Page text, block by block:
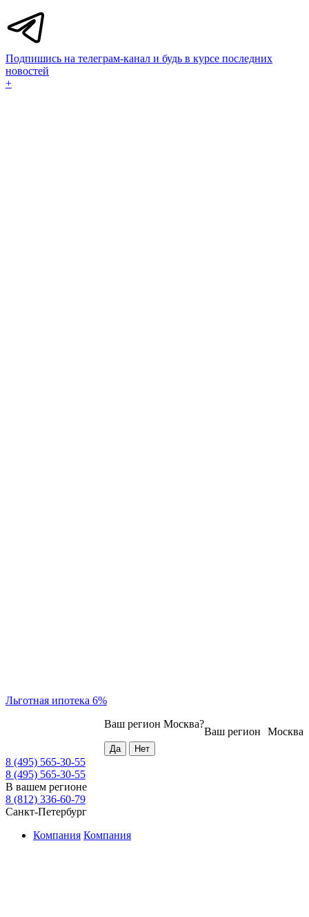
Подпишись на телеграм-канал и будь в курсе последних
новостей
+
Льготная ипотека 6%
Москва
Ваш регион
Ваш регион Москва?
8 (495) 565-30-55
8 (495) 565-30-55
В вашем регионе
8 (812) 336-60-79
Санкт-Петербург
Компания Компания